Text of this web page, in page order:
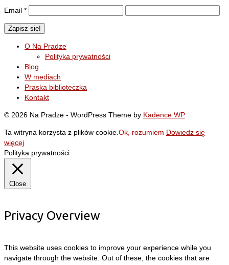
Email *
O Na Pradze
Polityka prywatności
Blog
W mediach
Praska biblioteczka
Kontakt
© 2026 Na Pradze - WordPress Theme by Kadence WP
Ta witryna korzysta z plików cookie. Ok, rozumiem Dowiedz się
więcej
Polityka prywatności
Close
Privacy Overview
This website uses cookies to improve your experience while you
navigate through the website. Out of these, the cookies that are